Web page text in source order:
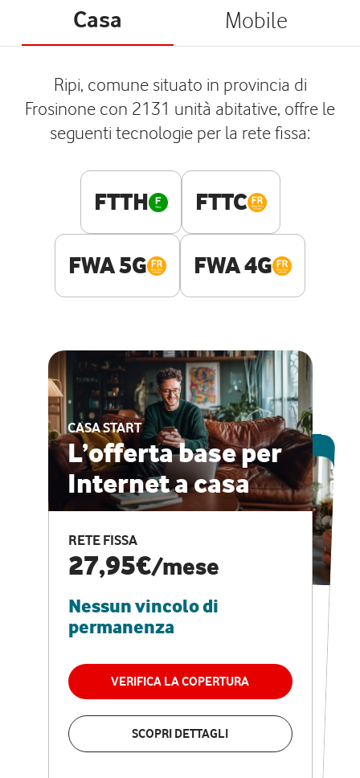
Casa Mobile
Ripi, comune situato in provincia di
Frosinone con 2131 unità abitative, offre le
seguenti tecnologie per la rete fissa:
FTTH FTTC
FWA 5G FWA 4G
CASA START
L’offerta base per
Internet a casa
RETE FISSA
27,95€/mese
Nessun vincolo di
permanenza
VERIFICA LA COPERTURA
SCOPRI DETTAGLI
ESCLUSIVA ONLINE
CASA PRO
Internet veloce e
vantaggi speciali
RETE FISSA + VODAFONE CLUB
29,95€
permanenza
VERIFICA LA COPERTURA